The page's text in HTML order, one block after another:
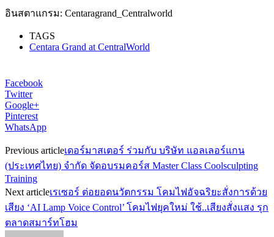
อินสตาแกรม: Centaragrand_Centralworld
TAGS
Centara Grand at CentralWorld
Facebook
Twitter
Google+
Pinterest
WhatsApp
Previous articleเดอร์มาสเตอร์ ร่วมกับ บริษัท แอลเลอร์แกน
(ประเทศไทย) จำกัด จัดอบรมคอร์ส Master Class Coolsculpting
Training
Next articleเรเซอร์ ต่อยอดนวัตกรรม โคมไฟอัจฉริยะสั่งการด้วย
เสียง ‘AI Lamp Voice Control’ โคมไฟยุคใหม่ ใช้..เสียงสั่งแสง รุก
ตลาดสมาร์ทโฮม